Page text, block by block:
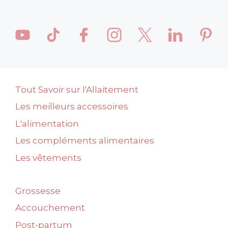
Tout Savoir sur l'Allaitement
Les meilleurs accessoires
L'alimentation
Les compléments alimentaires
Les vêtements
Grossesse
Accouchement
Post-partum